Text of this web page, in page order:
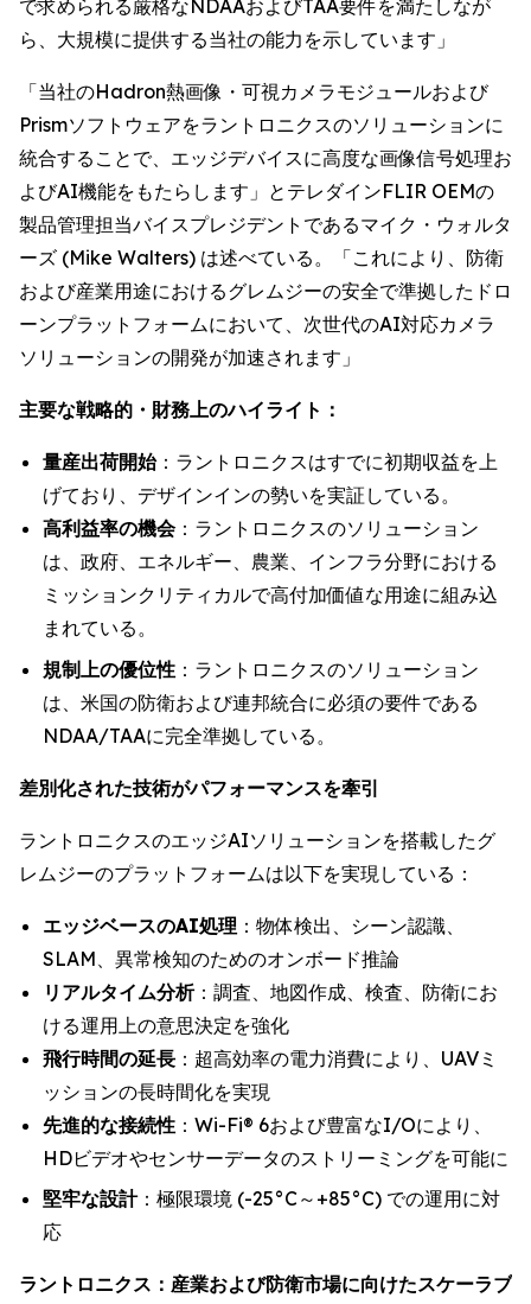
で求められる厳格なNDAAおよびTAA要件を満たしなが
ら、大規模に提供する当社の能力を示しています」
「当社のHadron熱画像・可視カメラモジュールおよび
Prismソフトウェアをラントロニクスのソリューションに
統合することで、エッジデバイスに高度な画像信号処理お
よびAI機能をもたらします」とテレダインFLIR OEMの
製品管理担当バイスプレジデントであるマイク・ウォルタ
ーズ (Mike Walters) は述べている。「これにより、防衛
および産業用途におけるグレムジーの安全で準拠したドロ
ーンプラットフォームにおいて、次世代のAI対応カメラ
ソリューションの開発が加速されます」
主要な戦略的・財務上のハイライト：
量産出荷開始：ラントロニクスはすでに初期収益を上
げており、デザインインの勢いを実証している。
高利益率の機会：ラントロニクスのソリューション
は、政府、エネルギー、農業、インフラ分野における
ミッションクリティカルで高付加価値な用途に組み込
まれている。
規制上の優位性 ：ラントロニクスのソリューション
は、米国の防衛および連邦統合に必須の要件である
NDAA/TAAに完全準拠している。
差別化された技術がパフォーマンスを牽引
ラントロニクスのエッジAIソリューションを搭載したグ
レムジーのプラットフォームは以下を実現している：
エッジベースのAI処理 ：物体検出、シーン認識、
SLAM、異常検知のためのオンボード推論
リアルタイム分析：調査、地図作成、検査、防衛にお
ける運用上の意思決定を強化
飛行時間の延長 ：超高効率の電力消費により、UAVミ
ッションの長時間化を実現
先進的な接続性 ：Wi-Fi® 6および豊富なI/Oにより、
HDビデオやセンサーデータのストリーミングを可能に
堅牢な設計：極限環境 (-25°C～+85°C) での運用に対
応
ラントロニクス：産業および防衛市場に向けたスケーラブ